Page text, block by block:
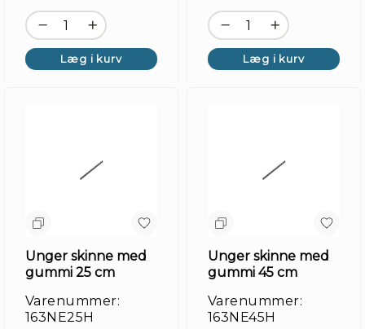
Læg i kurv Læg i kurv
Unger skinne med
gummi 25 cm
Varenummer:
163NE25H
Unger skinne med
gummi 45 cm
Varenummer:
163NE45H